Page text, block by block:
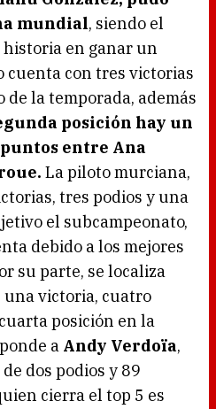
mundial, siendo el
en ganar un
con tres victorias
de la temporada, además
posición hay un
entre Ana
La piloto murciana,
tres podios y una
el subcampeonato,
debido a los mejores
su parte, se localiza
una victoria, cuatro
posición en la
a Andy Verdoïa,
dos podios y 89
cierra el top 5 es